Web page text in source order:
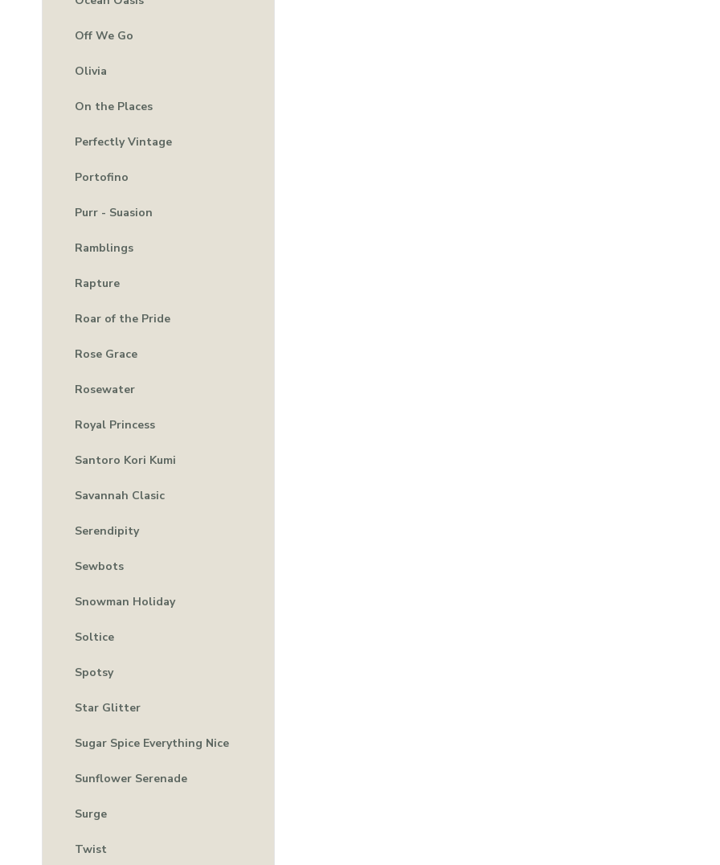
Off We Go
Olivia
On the Places
Perfectly Vintage
Portofino
Purr - Suasion
Ramblings
Rapture
Roar of the Pride
Rose Grace
Rosewater
Royal Princess
Santoro Kori Kumi
Savannah Clasic
Serendipity
Sewbots
Snowman Holiday
Soltice
Spotsy
Star Glitter
Sugar Spice Everything Nice
Sunflower Serenade
Surge
Twist